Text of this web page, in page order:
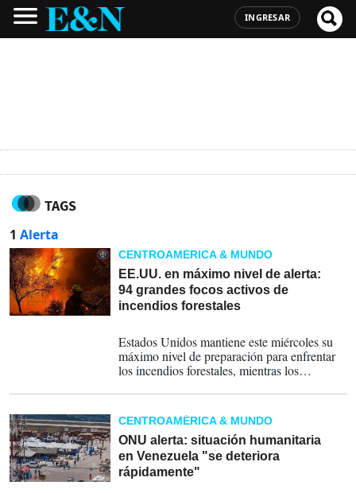
INGRESAR
TAGS
1 Alerta
CENTROAMÉRICA & MUNDO
EE.UU. en máximo nivel de alerta:
94 grandes focos activos de
incendios forestales
Estados Unidos mantiene este miércoles su
máximo nivel de preparación para enfrentar
los incendios forestales, mientras los
fuegos de gran magnitud en todo el país,
obligando a la evacuación de miles de
personas.
CENTROAMÉRICA & MUNDO
ONU alerta: situación humanitaria
en Venezuela "se deteriora
rápidamente"